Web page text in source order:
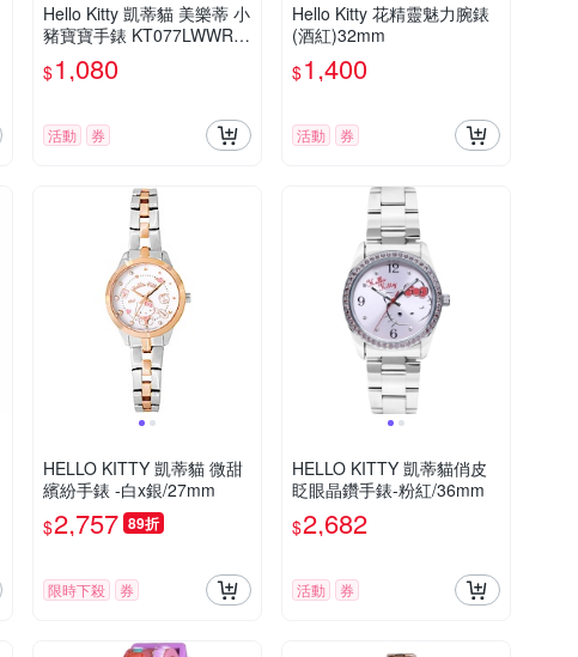
Hello Kitty 凱蒂貓 美樂蒂 小
豬寶寶手錶 KT077LWWR
七夕寵愛季 送禮推薦
$1,080
活動 券
Hello Kitty 花精靈魅力腕錶
(酒紅)32mm
$1,400
活動 券
HELLO KITTY 凱蒂貓 微甜
繽紛手錶 -白x銀/27mm
$2,757 89折
限時下殺 券
HELLO KITTY 凱蒂貓俏皮
眨眼晶鑽手錶-粉紅/36mm
$2,682
活動 券